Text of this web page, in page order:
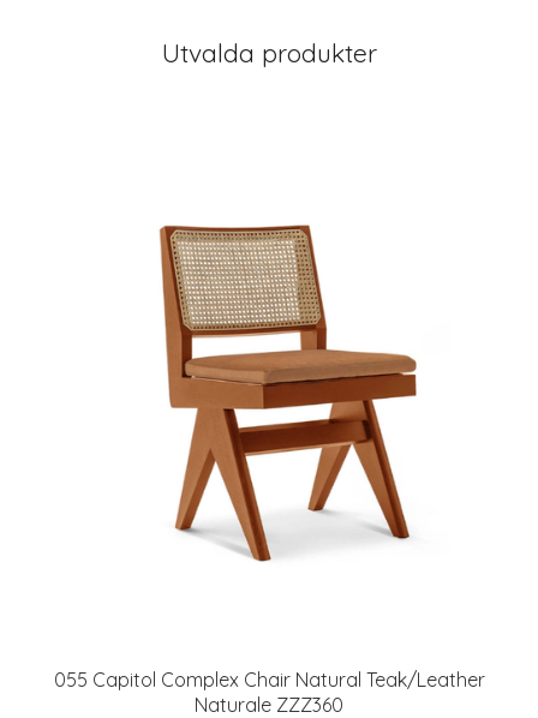
Utvalda produkter
055 Capitol Complex Chair Natural Teak/Leather
Naturale ZZZ360